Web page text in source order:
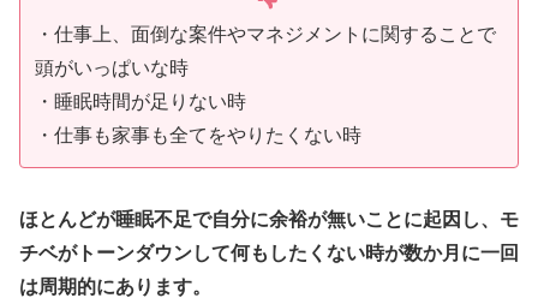
・仕事上、面倒な案件やマネジメントに関することで
頭がいっぱいな時
・睡眠時間が足りない時
・仕事も家事も全てをやりたくない時
ほとんどが睡眠不足で自分に余裕が無いことに起因し、モ
チベがトーンダウンして何もしたくない時が数か月に一回
は周期的にあります。